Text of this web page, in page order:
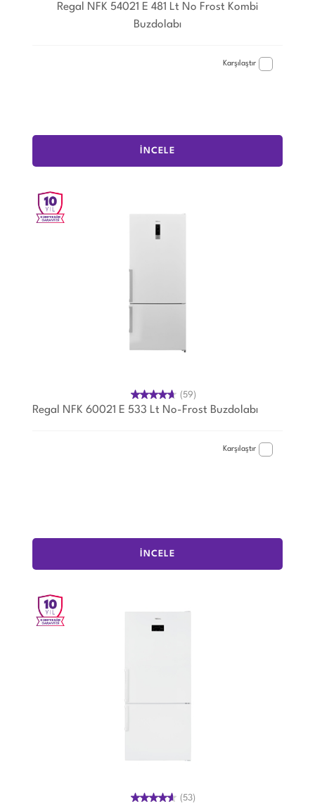
Regal NFK 54021 E 481 Lt No Frost Kombi
Buzdolabı
Karşılaştır
İNCELE
(59)
Regal NFK 60021 E 533 Lt No-Frost Buzdolabı
Karşılaştır
İNCELE
(53)